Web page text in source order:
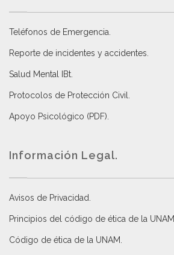
Teléfonos de Emergencia.
Reporte de incidentes y accidentes.
Salud Mental IBt.
Protocolos de Protección Civil.
Apoyo Psicológico (PDF).
Información Legal.
Avisos de Privacidad.
Principios del código de ética de la UNAM
Código de ética de la UNAM.